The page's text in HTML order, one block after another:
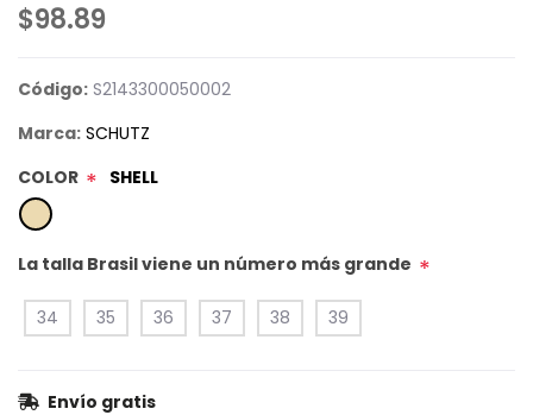
$98.89
Código: S2143300050002
Marca: SCHUTZ
COLOR * SHELL
La talla Brasil viene un número más grande *
34 35 36 37 38 39
Envío gratis